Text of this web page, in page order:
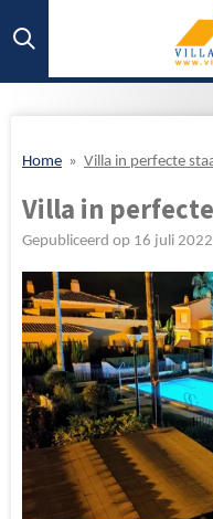
direct
Home » Villa in perfecte
Villa in
Gepubliceerd op 16 juli